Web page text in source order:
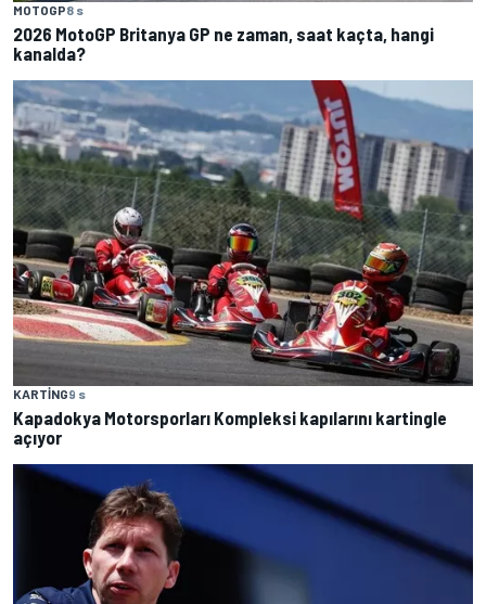
MOTOGP8 s
2026 MotoGP Britanya GP ne zaman, saat kaçta, hangi
kanalda?
KARTING9 s
Kapadokya Motorsporları Kompleksi kapılarını kartingle
açıyor